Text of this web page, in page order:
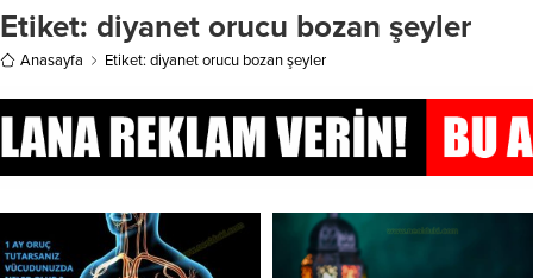
Etiket: diyanet orucu bozan şeyler
Anasayfa Etiket: diyanet orucu bozan şeyler